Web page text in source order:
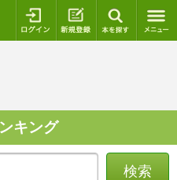
ログイン 新規登録
キング
検索